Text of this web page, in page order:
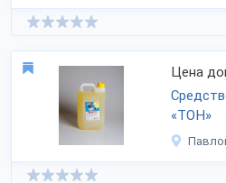
Цена
«ТОН»